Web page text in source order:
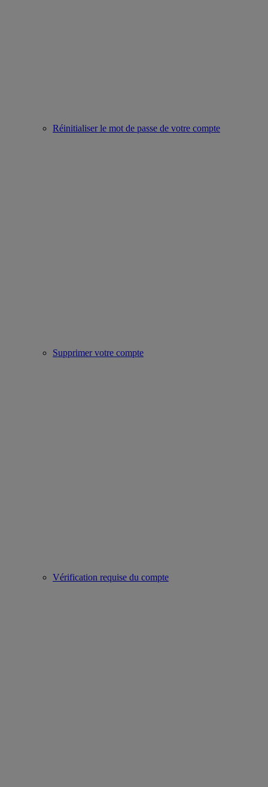
Réinitialiser le mot de passe de votre compte
Supprimer votre compte
Vérification requise du compte